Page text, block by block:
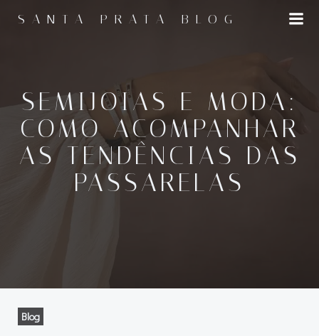
para
SANTA PRATA BLOG
SEMIJOIAS E MODA:
COMO ACOMPANHAR
AS TENDÊNCIAS DAS
PASSARELAS
Blog